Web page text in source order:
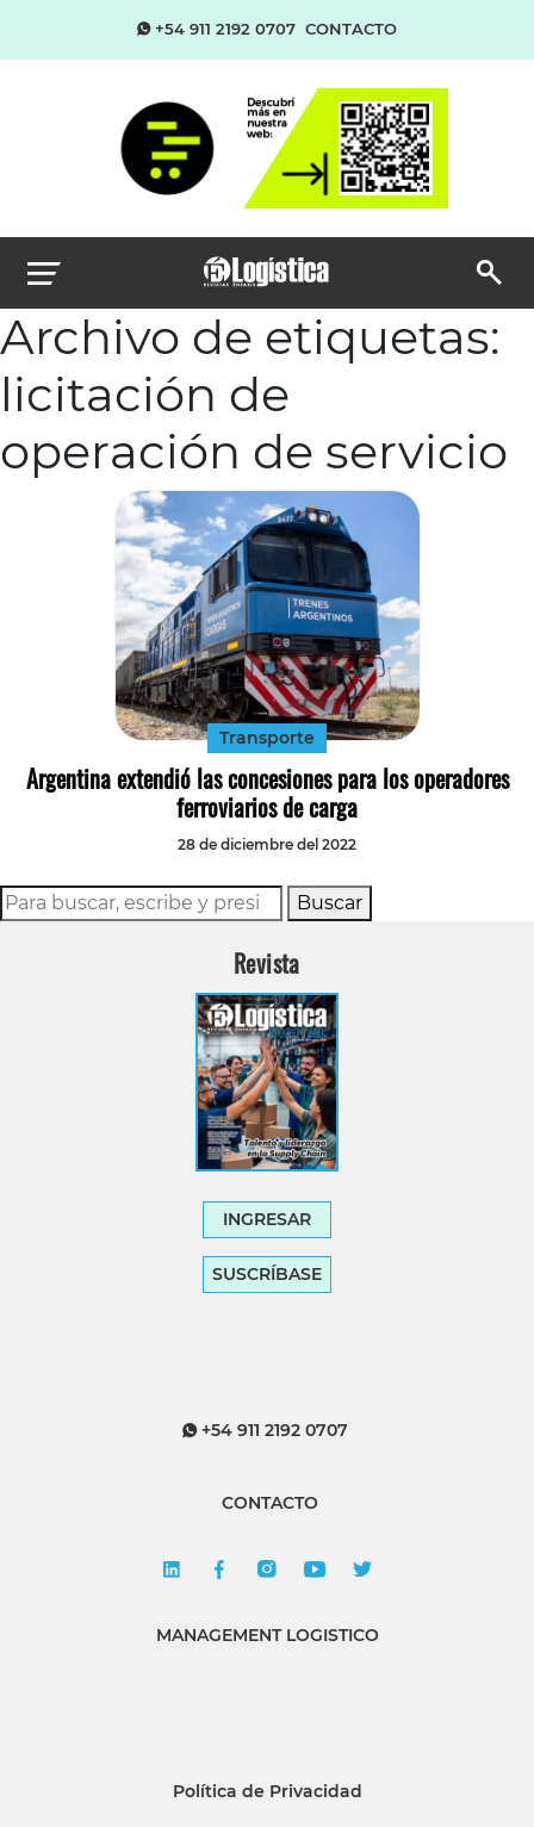
+54 911 2192 0707 CONTACTO
Archivo de etiquetas:
licitación de
operación de servicio
Transporte
Argentina extendió las concesiones para los operadores
ferroviarios de carga
28 de diciembre del 2022
Buscar
Revista
INGRESAR
SUSCRÍBASE
+54 911 2192 0707
CONTACTO
MANAGEMENT LOGISTICO
Política de Privacidad